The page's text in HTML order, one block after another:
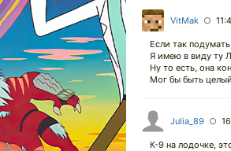
VitMak ○
Если так
Я имею в виду ту
Ну то есть, она
Мог бы быть
Julia_89 ○
К-9 на лодочке,